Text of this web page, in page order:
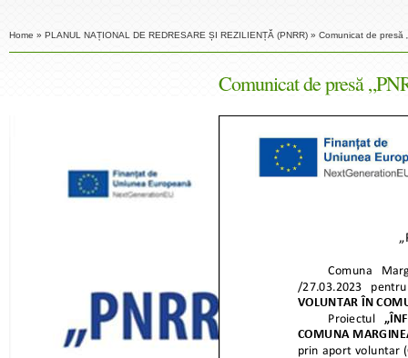
Home » PLANUL NAȚIONAL DE REDRESARE ȘI REZILIENȚĂ (PNRR) » Comunicat de presă
Comunicat de presă